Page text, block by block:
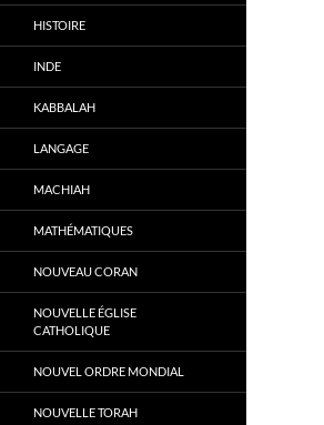
HISTOIRE
INDE
KABBALAH
LANGAGE
MACHIAH
MATHÉMATIQUES
NOUVEAU CORAN
NOUVELLE ÉGLISE
CATHOLIQUE
NOUVEL ORDRE MONDIAL
NOUVELLE TORAH